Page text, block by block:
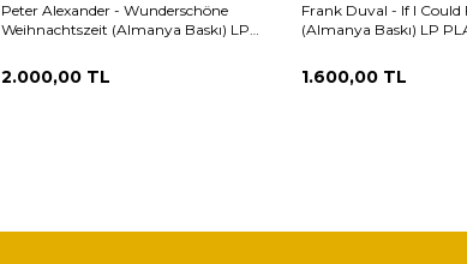
Peter Alexander - Wunderschöne
Weihnachtszeit (Almanya Baskı) LP
2.000,00 TL
Frank Duval - If I Could
(Almanya Baskı) LP
1.600,00 TL